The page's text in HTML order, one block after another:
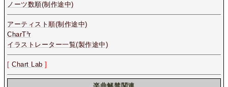
ノーツ数順(制作途中)
アーティスト順(制作途中)
CharT³r
イラストレーター一覧(製作途中)
[Chart Lab ]